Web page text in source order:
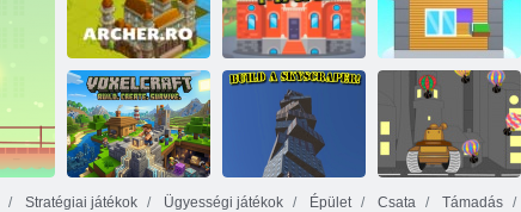
Vikingek:
Klánok háborúja
Kizi város
Fort Épület
Szimulátor
Íjász. ro Torony Márka Építsen otthont
Stratégiai játékok Ügyességi játékok Épület Csata Támadás